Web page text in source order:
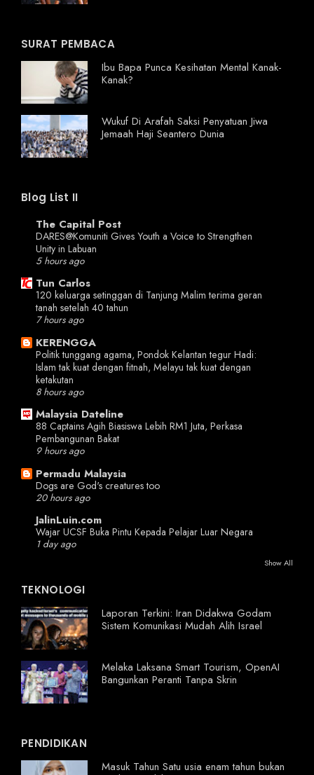
SURAT PEMBACA
Ibu Bapa Punca Kesihatan Mental Kanak-
Kanak?
Wukuf Di Arafah Saksi Penyatuan Jiwa
Jemaah Haji Seantero Dunia
Blog List II
The Capital Post
DARES@Komuniti Gives Youth a Voice to Strengthen
Unity in Labuan
5 hours ago
Tun Carlos
120 keluarga setinggan di Tanjung Malim terima geran
tanah setelah 40 tahun
7 hours ago
KERENGGA
Politik tunggang agama, Pondok Kelantan tegur Hadi:
Islam tak kuat dengan fitnah, Melayu tak kuat dengan
ketakutan
8 hours ago
Malaysia Dateline
88 Captains Agih Biasiswa Lebih RM1 Juta, Perkasa
Pembangunan Bakat
9 hours ago
Permadu Malaysia
Dogs are God's creatures too
20 hours ago
JalinLuin.com
Wajar UCSF Buka Pintu Kepada Pelajar Luar Negara
1 day ago
Show All
TEKNOLOGI
Laporan Terkini: Iran Didakwa Godam
Sistem Komunikasi Mudah Alih Israel
Melaka Laksana Smart Tourism, OpenAI
Bangunkan Peranti Tanpa Skrin
PENDIDIKAN
Masuk Tahun Satu usia enam tahun bukan